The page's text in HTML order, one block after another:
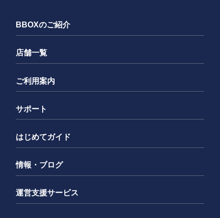
BBOXのご紹介
店舗一覧
ご利用案内
サポート
はじめてガイド
情報・ブログ
運営支援サービス